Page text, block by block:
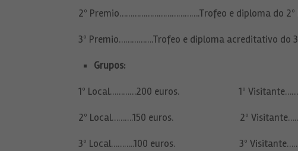
2º Premio……………………………….Trofeo e diploma do 2º
3º Premio…………….Trofeo e diploma acreditativo do
Grupos:
1º Local…………200 euros. 1º
2º Local……….150 euros. 2º
3º Local………..100 euros. 3º